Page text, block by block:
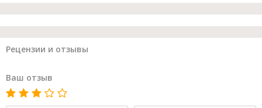
Рецензии и отзывы
Ваш отзыв